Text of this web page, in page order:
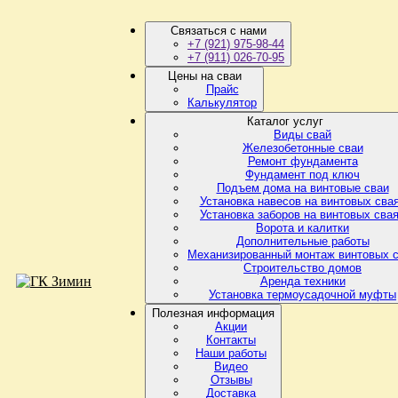
Связаться с нами
+7 (921) 975-98-44
+7 (911) 026-70-95
Цены на сваи
Прайс
Калькулятор
Каталог услуг
Виды свай
Железобетонные сваи
Ремонт фундамента
Фундамент под ключ
Подъем дома на винтовые сваи
Установка навесов на винтовых
Установка заборов на винтовых
Ворота и калитки
Дополнительные работы
Механизированный монтаж винтовых
Строительство домов
Аренда техники
Установка термоусадочной муфты
Полезная информация
Акции
Контакты
Наши работы
Видео
Отзывы
Доставка